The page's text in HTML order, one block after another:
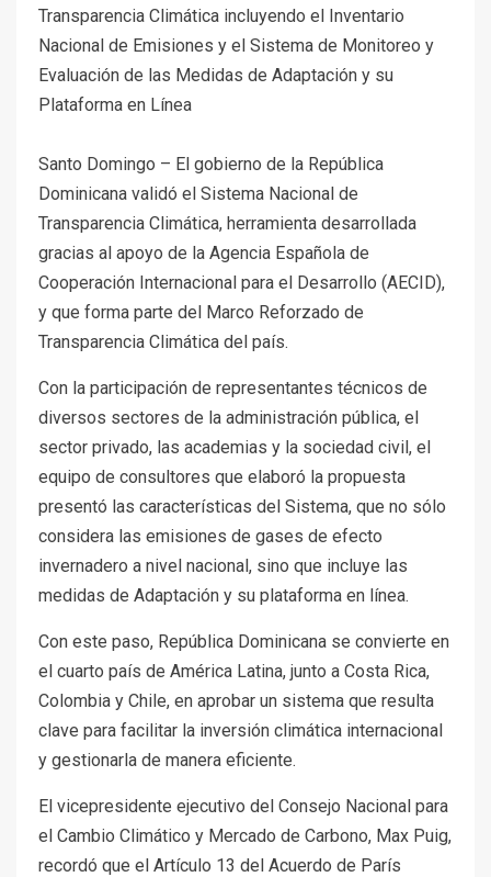
Transparencia Climática incluyendo el Inventario
Nacional de Emisiones y el Sistema de Monitoreo y
Evaluación de las Medidas de Adaptación y su
Plataforma en Línea
Santo Domingo – El gobierno de la República
Dominicana validó el Sistema Nacional de
Transparencia Climática, herramienta desarrollada
gracias al apoyo de la Agencia Española de
Cooperación Internacional para el Desarrollo (AECID),
y que forma parte del Marco Reforzado de
Transparencia Climática del país.
Con la participación de representantes técnicos de
diversos sectores de la administración pública, el
sector privado, las academias y la sociedad civil, el
equipo de consultores que elaboró la propuesta
presentó las características del Sistema, que no sólo
considera las emisiones de gases de efecto
invernadero a nivel nacional, sino que incluye las
medidas de Adaptación y su plataforma en línea.
Con este paso, República Dominicana se convierte en
el cuarto país de América Latina, junto a Costa Rica,
Colombia y Chile, en aprobar un sistema que resulta
clave para facilitar la inversión climática internacional
y gestionarla de manera eficiente.
El vicepresidente ejecutivo del Consejo Nacional para
el Cambio Climático y Mercado de Carbono, Max Puig,
recordó que el Artículo 13 del Acuerdo de París